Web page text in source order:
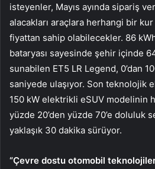
isteyenler, Mayıs ayında sipariş
alacakları araçlara herhangi bir
fiyattan sahip olabilecekler. 86
bataryası sayesinde şehir içinde
sunabilen ET5 LR Legend, 0’dan
saniyede ulaşıyor. Son teknolojik
150 kW elektrikli eSUV modelinin
yüzde 20’den yüzde 70’e doluluk
yaklaşık 30 dakika sürüyor.
“Çevre dostu otomobil